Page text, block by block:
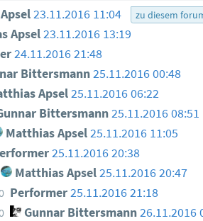
23.11.2016 11:04 zu diesem
Apsel 23.11.2016 13:19
24.11.2016 21:48
Bittersmann25.11.2016 00:48
Apsel25.11.2016 06:22
Bittersmann25.11.2016 08:51
Matthias Apsel 25.11.2016 11:05
25.11.2016 20:38
Matthias Apsel25.11.2016 20:47
Performer25.11.2016 21:18
Gunnar Bittersmann26.11.2016